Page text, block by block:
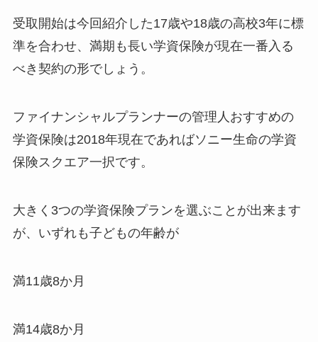
受取開始は今回紹介した17歳や18歳の高校3年に標
準を合わせ、満期も長い学資保険が現在一番入る
べき契約の形でしょう。
ファイナンシャルプランナーの管理人おすすめの
学資保険は2018年現在であればソニー生命の学資
保険スクエア一択です。
大きく3つの学資保険プランを選ぶことが出来ます
が、いずれも子どもの年齢が
満11歳8か月
満14歳8か月